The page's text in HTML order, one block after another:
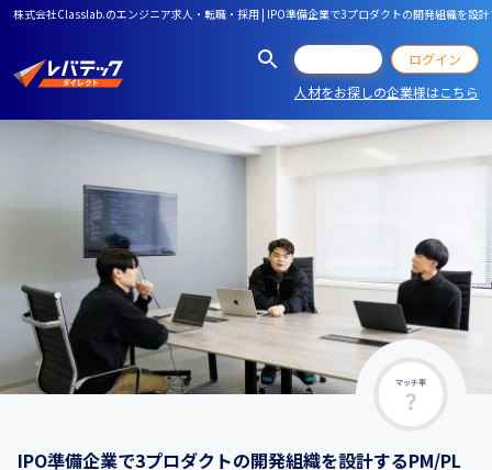
株式会社Classlab.⁠のエンジニア求人・転職・採用 | IPO準備企業で3プロダクトの開発組織を設
ログイン
人材をお探しの企業様はこちら
マッチ率
IPO準備企業で3プロダクトの開発組織を設計するPM/PL